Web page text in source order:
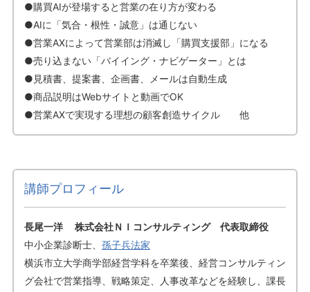
●購買AIが登場すると営業の在り方が変わる
●AIに「気合・根性・誠意」は通じない
●営業AXによって営業部は消滅し「購買支援部」になる
●売り込まない「バイイング・ナビゲーター」とは
●見積書、提案書、企画書、メールは自動生成
●商品説明はWebサイトと動画でOK
●営業AXで実現する理想の顧客創造サイクル 他
講師プロフィール
長尾一洋 株式会社ＮＩコンサルティング 代表取締役
中小企業診断士、 孫子兵法家
横浜市立大学商学部経営学科を卒業後、経営コンサルティン
グ会社で営業指導、戦略策定、人事改革などを経験し、課長